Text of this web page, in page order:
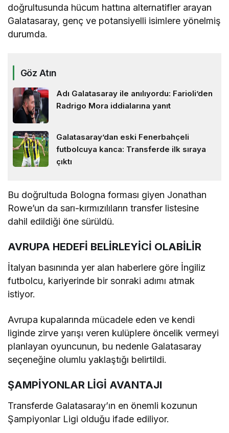
doğrultusunda hücum hattına alternatifler arayan
Galatasaray, genç ve potansiyelli isimlere yönelmiş
durumda.
Göz Atın
Adı Galatasaray ile anılıyordu: Farioli’den
Radrigo Mora iddialarına yanıt
Galatasaray’dan eski Fenerbahçeli
futbolcuya kanca: Transferde ilk sıraya
çıktı
Bu doğrultuda Bologna forması giyen Jonathan
Rowe’un da sarı-kırmızılıların transfer listesine
dahil edildiği öne sürüldü.
AVRUPA HEDEFİ BELİRLEYİCİ OLABİLİR
İtalyan basınında yer alan haberlere göre İngiliz
futbolcu, kariyerinde bir sonraki adımı atmak
istiyor.
Avrupa kupalarında mücadele eden ve kendi
liginde zirve yarışı veren kulüplere öncelik vermeyi
planlayan oyuncunun, bu nedenle Galatasaray
seçeneğine olumlu yaklaştığı belirtildi.
ŞAMPİYONLAR LİGİ AVANTAJI
Transferde Galatasaray’ın en önemli kozunun
Şampiyonlar Ligi olduğu ifade ediliyor.